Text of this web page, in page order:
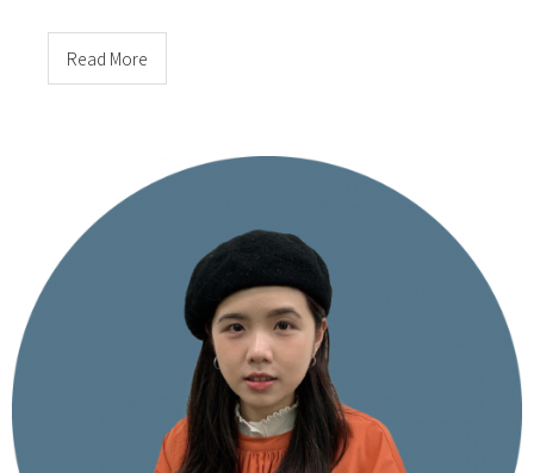
Read More